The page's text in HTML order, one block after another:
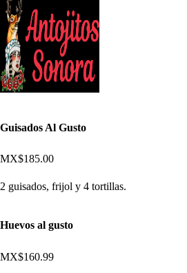
Guisados Al Gusto
MX$185.00
2 guisados, frijol y 4 tortillas.
Huevos al gusto
MX$160.99